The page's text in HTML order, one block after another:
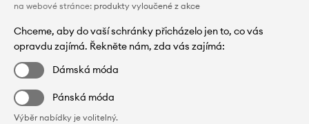
na webové stránce: produkty vyloučené z akce
Chceme, aby do vaší schránky přicházelo jen to, co vás
opravdu zajímá. Řekněte nám, zda vás zajímá:
Dámská móda
Pánská móda
Výběr nabídky je volitelný.